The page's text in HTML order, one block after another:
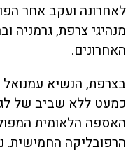
מנהיגי צרפת, גרמניה
האחרונים.
בצרפת, הנשיא
כמעט ללא שביב של
האספה הלאומית